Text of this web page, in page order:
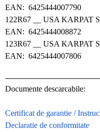
EAN: 6425444007790
122R67 __ USA KARPAT
EAN: 6425444008872
123R67 __ USA KARPAT
EAN: 6425444007806
Documente descarcabile:
Certificat de garantie /
Declaratie de conformitate